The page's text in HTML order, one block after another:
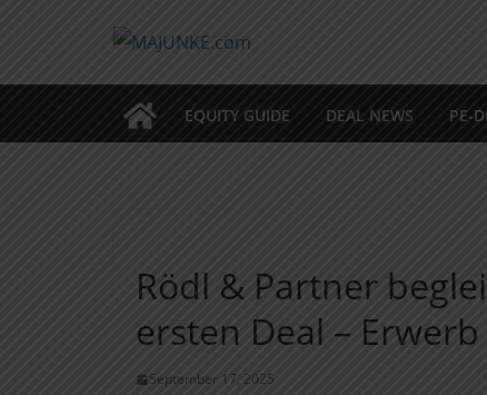
EQUITY GUIDE DEAL NEWS PE-
Rödl & Partner
ersten Deal –
September 17, 2025